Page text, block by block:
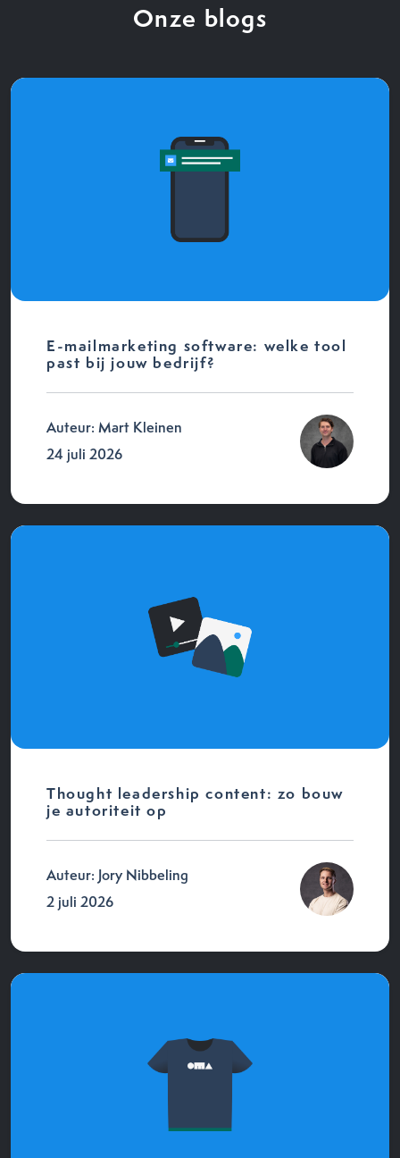
Onze blogs
E-mailmarketing software: welke tool
past bij jouw bedrijf?
Auteur: Mart Kleinen
24 juli 2026
Thought leadership content: zo bouw
je autoriteit op
Auteur: Jory Nibbeling
2 juli 2026